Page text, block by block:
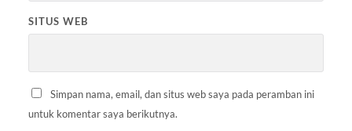
SITUS WEB
Simpan nama, email, dan situs web saya pada peramban ini
untuk komentar saya berikutnya.